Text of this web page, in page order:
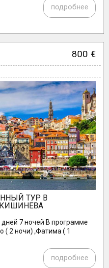
подробнее
800 €
ТУР В
дней 7 ночей В программе
( 2 ночи) ,Фатима ( 1
подробнее